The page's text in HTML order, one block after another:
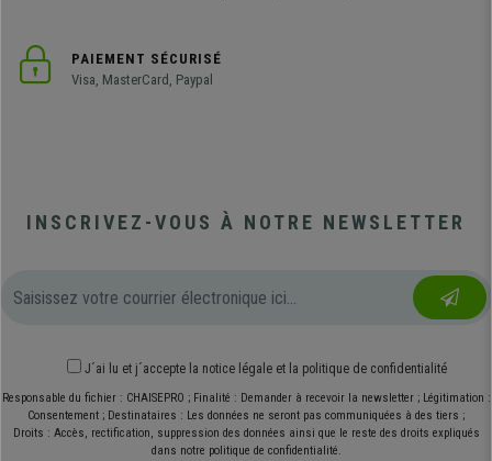
PAIEMENT SÉCURISÉ
Visa, MasterCard, Paypal
INSCRIVEZ-VOUS À NOTRE NEWSLETTER
J´ai lu et j´accepte la notice légale et la politique de confidentialité
Responsable du fichier : CHAISEPRO ; Finalité : Demander à recevoir la newsletter ; Légitimation :
Consentement ; Destinataires : Les données ne seront pas communiquées à des tiers ;
Droits : Accès, rectification, suppression des données ainsi que le reste des droits expliqués
dans notre politique de confidentialité.